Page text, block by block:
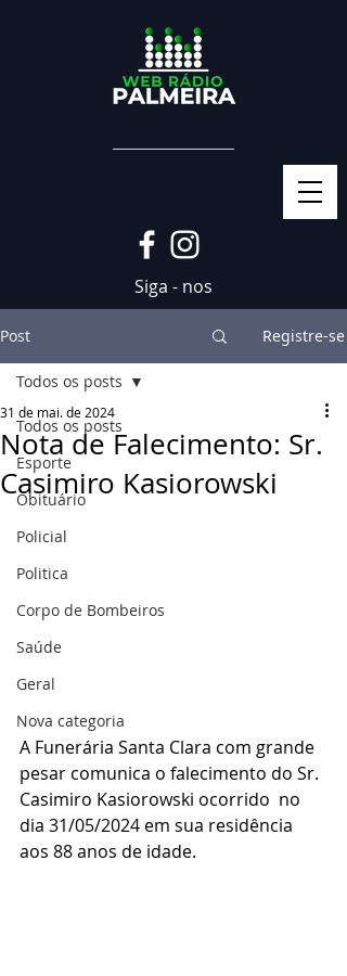
Siga - nos
Post Registre-se
Todos os posts
Esporte
Obituário
Policial
Politica
Corpo de Bombeiros
Saúde
Geral
Nova categoria
Todos os posts
Nota de Falecimento: Sr.
Casimiro Kasiorowski
31 de mai. de 2024
A Funerária Santa Clara com grande
pesar comunica o falecimento do Sr.
Casimiro Kasiorowski ocorrido  no
dia 31/05/2024 em sua residência
aos 88 anos de idade.